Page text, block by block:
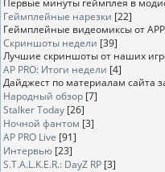
Первые минуты геймплея в
Геймплейные нарезки [22]
Геймплейные видеомиксы от
Скриншоты недели [39]
Лучшие скриншоты от наших
AP PRO: Итоги недели [4]
Дайджест по материалам сайта
Народный обзор [7]
Stalker Today [26]
Ночной фантом [3]
AP PRO Live [91]
Интервью [23]
S.T.A.L.K.E.R.: DayZ RP [3]